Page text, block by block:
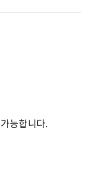
능합니다.